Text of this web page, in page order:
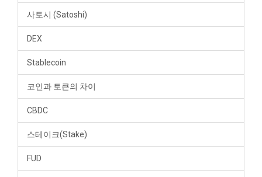
사토시 (Satoshi)
DEX
Stablecoin
코인과 토큰의 차이
CBDC
스테이크(Stake)
FUD